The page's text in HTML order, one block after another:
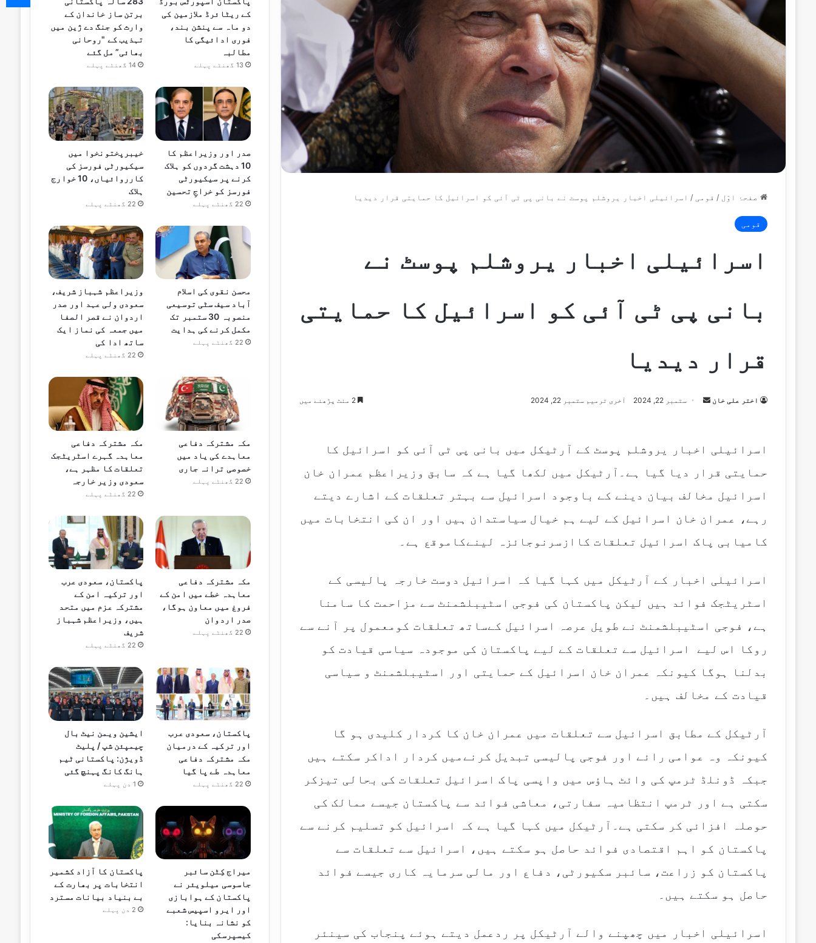
صفحۂ اوّل / قومی / اسرائیلی اخبار یروشلم پوسٹ نے بانی پی ٹی آئی کو اسرائیل کا حمایتی قرار دیدیا
قومی
اسرائیلی اخبار یروشلم پوسٹ نے
بانی پی ٹی آئی کو اسرائیل کا حمایتی
قرار دیدیا
اختر علی خان
S
n
m
a
l
ستمبر 22, 2024 آخری ترمیم ستمبر 22, 2024 2 منٹ پڑھنے میں
اسرائیلی اخبار یروشلم پوسٹ کے آرٹیکل میں بانی پی ٹی آئی کو اسرائیل کا
حمایتی قرار دیا گیا ہے۔آرٹیکل میں لکھا گیا ہے کہ سابق وزیراعظم عمران خان
اسرائیل مخالف بیان دینے کے باوجود اسرائیل سے بہتر تعلقات کے اشارے دیتے
رہے، عمران خان اسرائیل کے لیے ہم خیال سیاستدان ہیں اور ان کی انتخابات میں
کامیابی پاک اسرائیل تعلقات کاازسرنوجائزہ لینےکاموقع ہے۔
اسرائیلی اخبار کے آرٹیکل میں کہا گیا کہ اسرائیل دوست خارجہ پالیسی کے
اسٹریٹجک فوائد ہیں لیکن پاکستان کی فوجی اسٹیبلشمنٹ سے مزاحمت کا سامنا
ہے، فوجی اسٹیبلشمنٹ نے طویل عرصہ اسرائیل کےساتھ تعلقات کومعمول پر آنے سے
روکا اس لیے اسرائیل سے تعلقات کے لیے پاکستان کی موجودہ سیاسی قیادت کو
بدلنا ہوگا کیونکہ عمران خان اسرائیل کے حمایتی اور اسٹیبلشمنٹ و سیاسی
قیادت کے مخالف ہیں۔
آرٹیکل کے مطابق اسرائیل سے تعلقات میں عمران خان کا کردار کلیدی ہو گا
کیونکہ وہ عوامی رائے اور فوجی پالیسی تبدیل کرنےمیں کردار اداکر سکتے ہیں
جبکہ ڈونلڈ ٹرمپ کی وائٹ ہاؤس میں واپسی پاک اسرائیل تعلقات کی بحالی تیزکر
سکتی ہے اور ٹرمپ انتظامیہ سفارتی، معاشی فوائد سے پاکستان جیسے ممالک کی
حوصلہ افزائی کر سکتی ہے۔آرٹیکل میں کہا گیا ہے کہ اسرائیل کو تسلیم کرنے سے
پاکستان کو اہم اقتصادی فوائد حاصل ہو سکتے ہیں، اسرائیل سے تعلقات سے
پاکستان کو زراعت، سائبر سکیورٹی، دفاع اور مالی سرمایہ کاری جیسے فوائد
حاصل ہو سکتے ہیں۔
اسرائیلی اخبار میں چھپنے والے آرٹیکل پر ردعمل دیتے ہوئے پنجاب کی سینئر
کے ریٹائرڈ ملازمین کی
دو ماہ سے پنشن بند،
فوری ادائیگی کا
مطالبہ
13 گھنٹے پہلے
برتن ساز خاندان کے
وارث کو جنگ دے ژین میں
تہذیب کے "روحانی
بھائی” مل گئے
14 گھنٹے پہلے
صدر اور وزیراعظم کا
10 دہشت گردوں کو ہلاک
کرنے پر سیکیورٹی
فورسز کو خراجِ تحسین
22 گھنٹے پہلے
خیبرپختونخوا میں
سیکیورٹی فورسز کی
کارروائیاں، 10 خوارج
ہلاک
22 گھنٹے پہلے
محسن نقوی کی اسلام
آباد سیف سٹی توسیعی
منصوبہ 30 ستمبر تک
مکمل کرنے کی ہدایت
22 گھنٹے پہلے
وزیراعظم شہباز شریف،
سعودی ولی عہد اور صدر
اردوان نے قصر الصفا
میں جمعہ کی نماز ایک
ساتھ ادا کی
22 گھنٹے پہلے
مکہ مشترکہ دفاعی
معاہدے کی یاد میں
خصوصی ترانہ جاری
22 گھنٹے پہلے
مکہ مشترکہ دفاعی
معاہدہ گہرے اسٹریٹجک
تعلقات کا مظہر ہے،
سعودی وزیر خارجہ
22 گھنٹے پہلے
مکہ مشترکہ دفاعی
معاہدہ خطے میں امن کے
فروغ میں معاون ہوگا،
صدر اردوان
22 گھنٹے پہلے
پاکستان، سعودی عرب
اور ترکیہ امن کے
مشترکہ عزم میں متحد
ہیں، وزیراعظم شہباز
شریف
22 گھنٹے پہلے
پاکستان، سعودی عرب
اور ترکیہ کے درمیان
مکہ مشترکہ دفاعی
معاہدہ طے پا گیا
22 گھنٹے پہلے
ایشین ویمن نیٹ بال
چیمپئن شپ / پلیٹ
ڈویژن: پاکستانی ٹیم
ہانگ کانگ پہنچ گئی
1 دن پہلے
میراج کِٹن سائبر
جاسوسی میلویئر نے
پاکستان کے ہوابازی
اور ایرو اسپیس شعبے
کو نشانہ بنایا:
کیسپرسکی
پاکستان کا آزاد کشمیر
انتخابات پر بھارت کے
بے بنیاد بیانات مسترد
2 دن پہلے